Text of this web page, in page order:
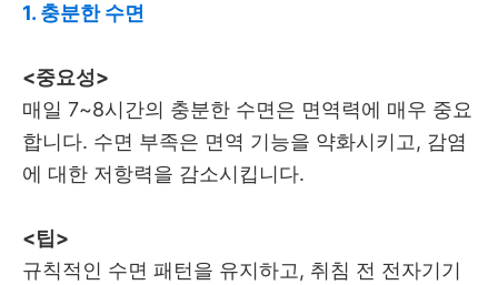
1. 충분한 수면
<중요성>
매일 7~8시간의 충분한 수면은 면역력에 매우 중요
합니다. 수면 부족은 면역 기능을 약화시키고, 감염
에 대한 저항력을 감소시킵니다.
<팁>
규칙적인 수면 패턴을 유지하고, 취침 전 전자기기